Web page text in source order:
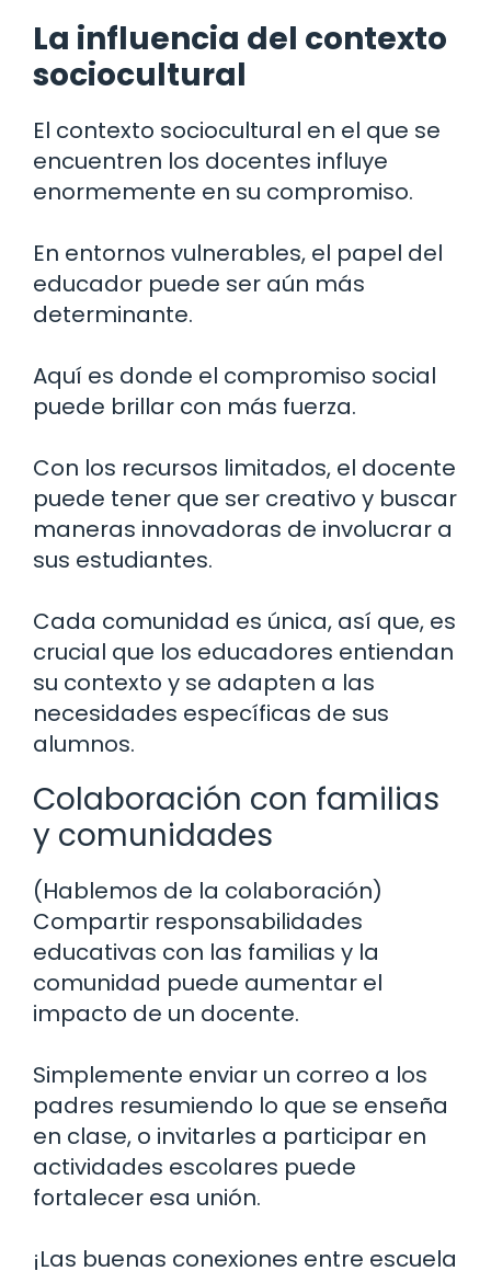
La influencia del contexto
sociocultural
El contexto sociocultural en el que se
encuentren los docentes influye
enormemente en su compromiso.
En entornos vulnerables, el papel del
educador puede ser aún más
determinante.
Aquí es donde el compromiso social
puede brillar con más fuerza.
Con los recursos limitados, el docente
puede tener que ser creativo y buscar
maneras innovadoras de involucrar a
sus estudiantes.
Cada comunidad es única, así que, es
crucial que los educadores entiendan
su contexto y se adapten a las
necesidades específicas de sus
alumnos.
Colaboración con familias
y comunidades
(Hablemos de la colaboración)
Compartir responsabilidades
educativas con las familias y la
comunidad puede aumentar el
impacto de un docente.
Simplemente enviar un correo a los
padres resumiendo lo que se enseña
en clase, o invitarles a participar en
actividades escolares puede
fortalecer esa unión.
¡Las buenas conexiones entre escuela